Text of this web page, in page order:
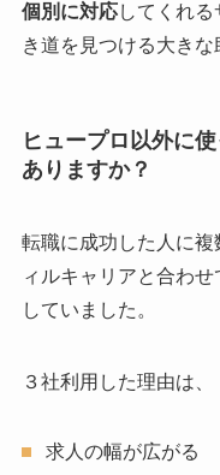
個別に対応してくれる
き道を見つける大きな
ヒュープロ以外に
ありますか？
転職に成功した人に
ィルキャリアと合わ
していました。
３社利用した理由は、
求人の幅が広がる